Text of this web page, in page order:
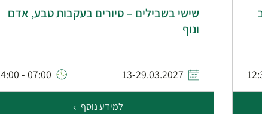
שישי בשבילים – סיורים בעקבות טבע, אדם
ונוף
13-29.03.2027
07:00 - 14:00
למידע נוסף